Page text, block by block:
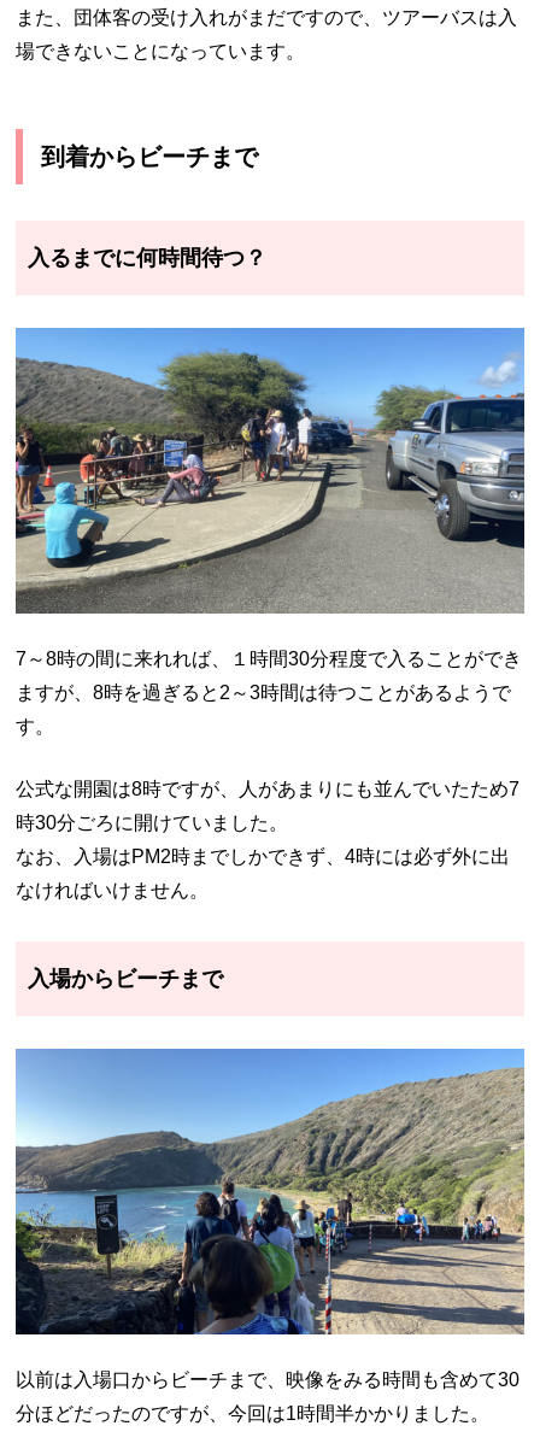
また、団体客の受け入れがまだですので、ツアーバスは入
場できないことになっています。
到着からビーチまで
入るまでに何時間待つ？
7～8時の間に来れれば、１時間30分程度で入ることができ
ますが、8時を過ぎると2～3時間は待つことがあるようで
す。
公式な開園は8時ですが、人があまりにも並んでいたため7
時30分ごろに開けていました。
なお、入場はPM2時までしかできず、4時には必ず外に出
なければいけません。
入場からビーチまで
以前は入場口からビーチまで、映像をみる時間も含めて30
分ほどだったのですが、今回は1時間半かかりました。